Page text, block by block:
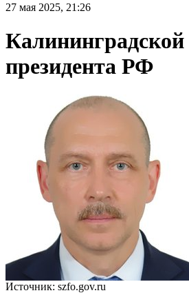
27 мая 2025, 21:26
президента РФ
Источник: szfo.gov.ru